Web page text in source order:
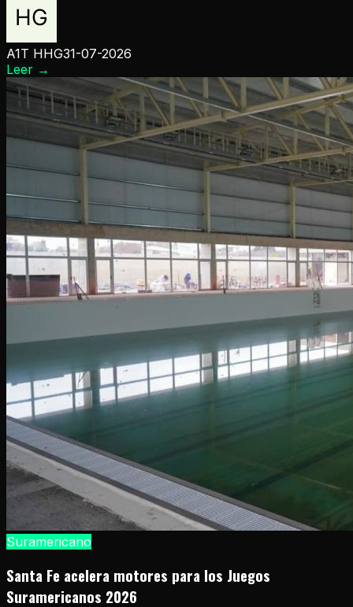
A1T HHG31-07-2026
Leer →
Suramericano
Santa Fe acelera motores para los Juegos
Suramericanos 2026